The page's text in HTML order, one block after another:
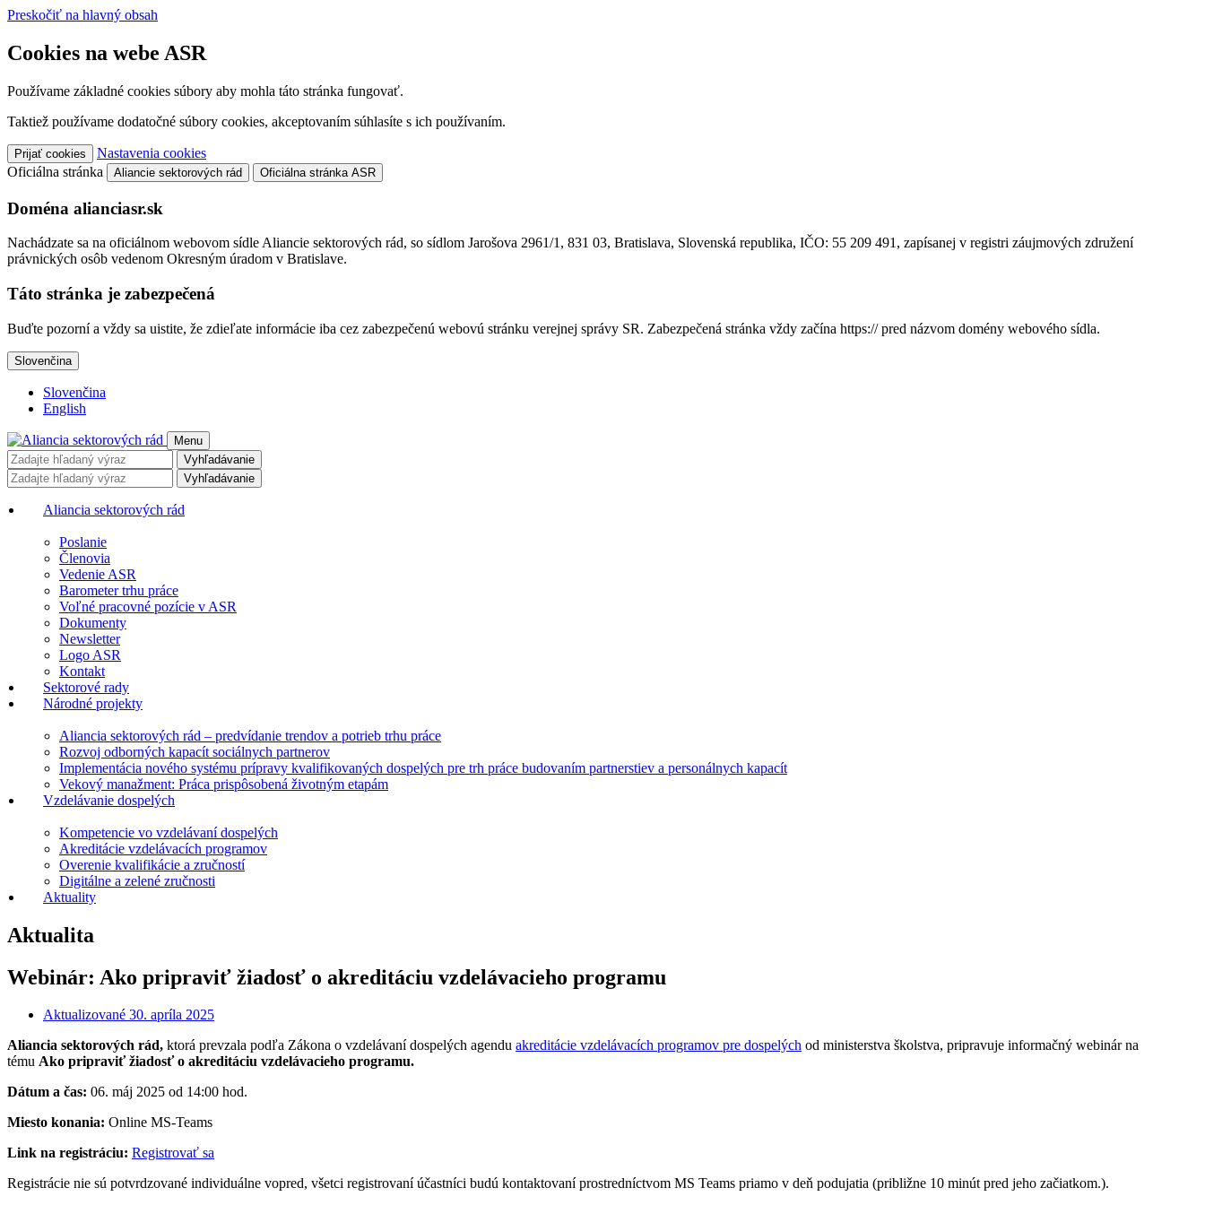
Preskočiť na hlavný obsah
Cookies na webe ASR
Používame základné cookies súbory aby mohla táto stránka fungovať.
Taktiež používame dodatočné súbory cookies, akceptovaním súhlasíte s ich používaním.
Prijať cookies
Nastavenia cookies
Oficiálna stránka
Aliancie sektorových rád Oficiálna stránka ASR
Doména alianciasr.sk
Nachádzate sa na oficiálnom webovom sídle Aliancie sektorových rád, so sídlom Jarošova 2961/1, 831 03, Bratislava, Slovenská republika, IČO: 55 209 491, zapísanej v registri záujmových združení
právnických osôb vedenom Okresným úradom v Bratislave.
Táto stránka je zabezpečená
Buďte pozorní a vždy sa uistite, že zdieľate informácie iba cez zabezpečenú webovú stránku verejnej správy SR. Zabezpečená stránka vždy začína https:// pred názvom domény webového sídla.
Slovenčina
Slovenčina
English
Menu
Vyhľadávanie
Vyhľadávanie
Aliancia sektorových rád
Poslanie
Členovia
Vedenie ASR
Barometer trhu práce
Voľné pracovné pozície v ASR
Dokumenty
Newsletter
Logo ASR
Kontakt
Sektorové rady
Národné projekty
Aliancia sektorových rád – predvídanie trendov a potrieb trhu práce
Rozvoj odborných kapacít sociálnych partnerov
Implementácia nového systému prípravy kvalifikovaných dospelých pre trh práce budovaním partnerstiev a personálnych kapacít
Vekový manažment: Práca prispôsobená životným etapám
Vzdelávanie dospelých
Kompetencie vo vzdelávaní dospelých
Akreditácie vzdelávacích programov
Overenie kvalifikácie a zručností
Digitálne a zelené zručnosti
Aktuality
Aktualita
Webinár: Ako pripraviť žiadosť o akreditáciu vzdelávacieho programu
Aktualizované 30. apríla 2025
Aliancia sektorových rád, ktorá prevzala podľa Zákona o vzdelávaní dospelých agendu akreditácie vzdelávacích programov pre dospelých od ministerstva školstva, pripravuje informačný webinár na
tému Ako pripraviť žiadosť o akreditáciu vzdelávacieho programu.
Dátum a čas: 06. máj 2025 od 14:00 hod.
Miesto konania: Online MS-Teams
Link na registráciu: Registrovať sa
Registrácie nie sú potvrdzované individuálne vopred, všetci registrovaní účastníci budú kontaktovaní prostredníctvom MS Teams priamo v deň podujatia (približne 10 minút pred jeho začiatkom.).